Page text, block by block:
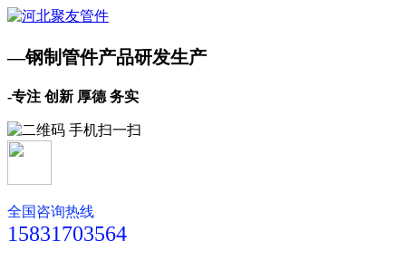
—钢制管件产品研发生产
-专注 创新 厚德 务实
全国咨询热线
15831703564